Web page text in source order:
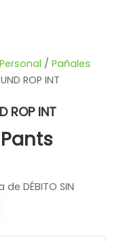
/ Pañales
ROP INT
ROP INT
DÉBITO SIN